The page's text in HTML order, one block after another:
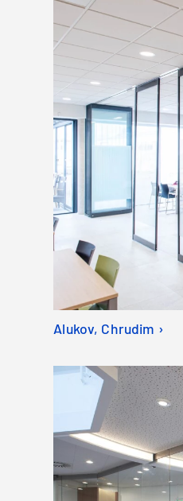
Alukov, Chrudim ›